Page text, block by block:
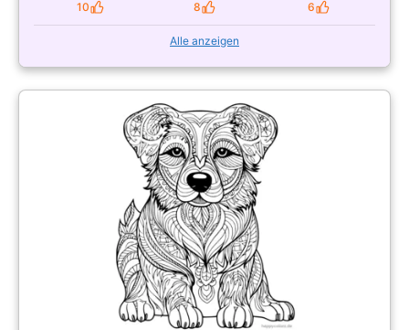
10
Likes 8
Likes 6
Likes
Alle anzeigen